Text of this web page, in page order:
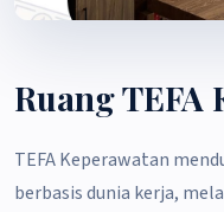
Ruang TEFA
TEFA Keperawatan
berbasis dunia kerja,